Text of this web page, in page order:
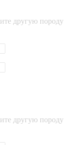
другую породу
другую породу